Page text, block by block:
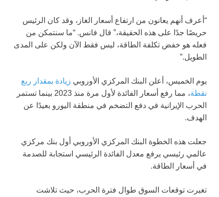
“أعرف أنهم يعانون من ارتفاع أسعار الغاز، وقد كان الرئيس
حريصًا جدًا على هذه الحقيقة،” قال فانس. “ما سنتمكن من
فعله هو خفض تكلفة الطاقة، ليس فقط الآن ولكن على المدى
الطويل.”
يوم الخميس، أعلن البنك المركزي الأوروبي زيادة بمقدار ربع
نقطة
، مما رفع أسعار الفائدة لأول مرة منذ 2023 بينما تستمر
الحرب الإيرانية في دفع التضخم في منطقة اليورو بعيدًا عن
الهدف.
جعلت هذه الخطوة البنك المركزي الأوروبي أول بنك مركزي
عالمي رئيسي يرفع معدل الفائدة الرئيسي استجابة للصدمة
في أسعار الطاقة.
تغيرت توقعات السوق طوال فترة الحرب، حيث تلاشت